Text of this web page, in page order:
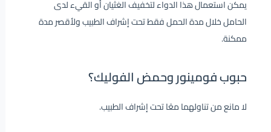
يمكن استعمال هذا الدواء لتخفيف الغثيان أو القيء لدى
الحامل خلال مدة الحمل فقط تحت إشراف الطبيب ولأقصر مدة
ممكنة.
حبوب فومينور وحمض الفوليك؟
لا مانع من تناولهما معًا تحت إشراف الطبيب.